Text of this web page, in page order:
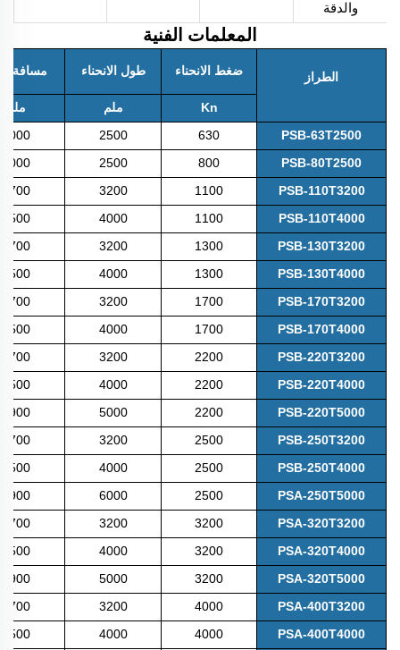
والدقة
المعلمات الفنية
الطراز ضغط الانحناء طول الانحناء مسافة
Kn ملم
ملم
PSB-63T2500
630
2500
2000
PSB-80T2500
800
2500
2000
PSB-110T3200
1100
3200
2700
PSB-110T4000
1100
4000
3500
PSB-130T3200
1300
3200
2700
PSB-130T4000
1300
4000
3500
PSB-170T3200
1700
3200
2700
PSB-170T4000
1700
4000
3500
PSB-220T3200
2200
3200
2700
PSB-220T4000
2200
4000
3500
PSB-220T5000
2200
5000
3900
PSB-250T3200
2500
3200
2700
PSB-250T4000
2500
4000
3500
PSA-250T5000
2500
6000
4900
PSA-320T3200
3200
3200
2700
PSA-320T4000
3200
4000
3500
PSA-320T5000
3200
5000
3900
PSA-400T3200
4000
3200
2700
PSA-400T4000
4000
4000
3500